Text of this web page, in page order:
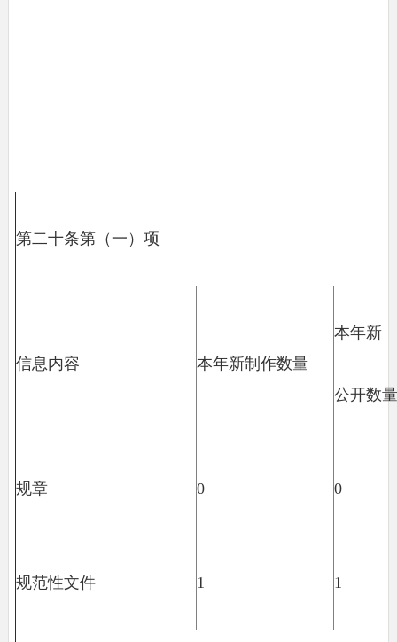
第二十条第（一）项
信息内容 本年新制作数量
本年新
公开数量
规章 0 0
规范性文件 1 1